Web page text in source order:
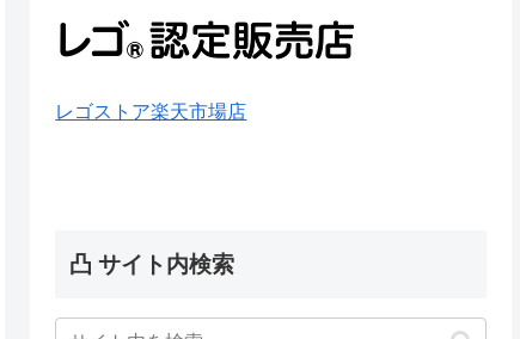
レゴストア楽天市場店
凸 サイト内検索